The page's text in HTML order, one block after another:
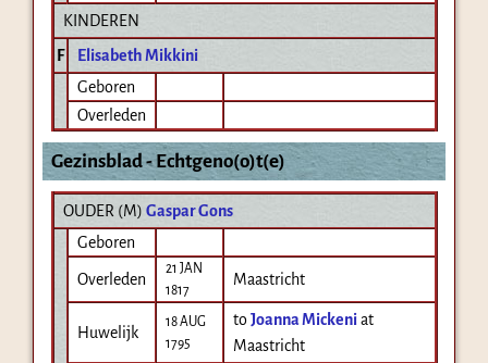
KINDEREN
F
Elisabeth Mikkini
Geboren
Overleden
Gezinsblad - Echtgeno(o)t(e)
OUDER (M) Gaspar Gons
Geboren
Overleden
21 JAN
1817
Maastricht
Huwelijk
18 AUG
1795
toJoanna Mickeni at
Maastricht